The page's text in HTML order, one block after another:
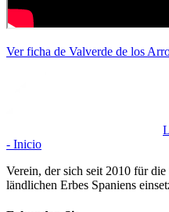
Ver ficha de Valverde de los
- Inicio
Verein, der sich seit 2010 für
ländlichen Erbes Spaniens